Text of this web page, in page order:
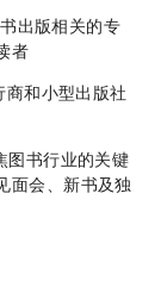
出版相关的专
者
和小型出版社
书行业的关键
面会、新书及独